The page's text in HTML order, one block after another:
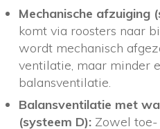
Mechanische afzuiging
komt via roosters naar
wordt mechanisch
ventilatie, maar minder
balansventilatie.
Balansventilatie met
(systeem D): Zowel toe-